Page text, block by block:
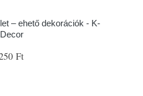
– ehető dekorációk - K-
Decor
Ft